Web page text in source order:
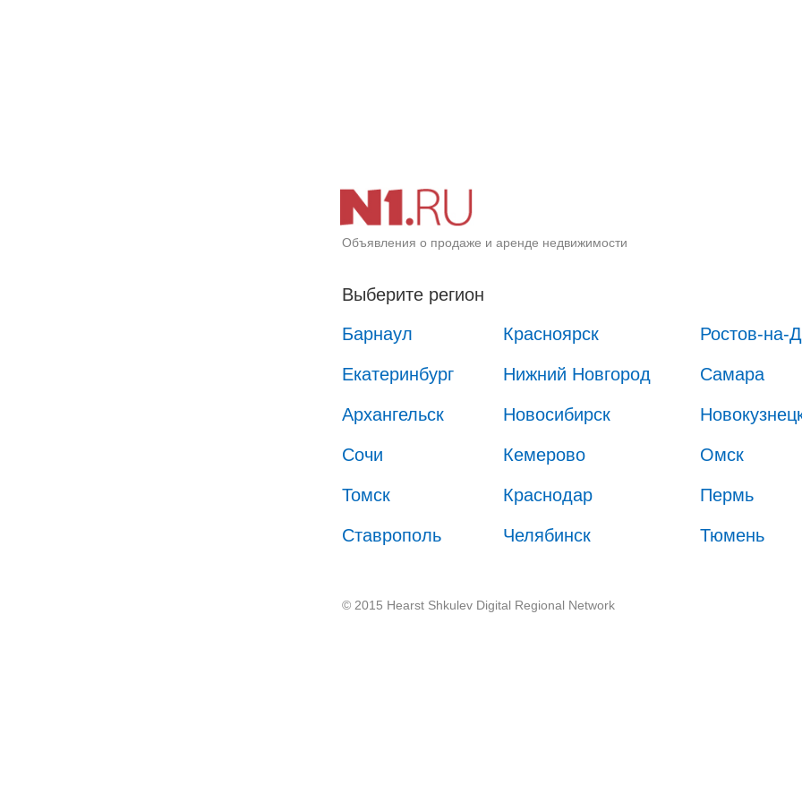
Объявления о продаже и аренде недвижимости
Выберите регион
Барнаул
Красноярск Ростов-на-
Екатеринбург Нижний Новгород Самара
Архангельск Новосибирск
Сочи Кемерово Омск
Томск Краснодар Пермь
Ставрополь Челябинск Тюмень
© 2015 Hearst Shkulev Digital Regional Network